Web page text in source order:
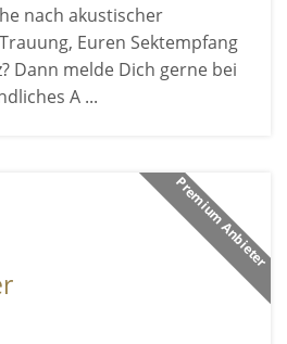
nach akustischer
Euren Sektempfang
Dann melde Dich gerne bei
A ...
Premium Anbieter